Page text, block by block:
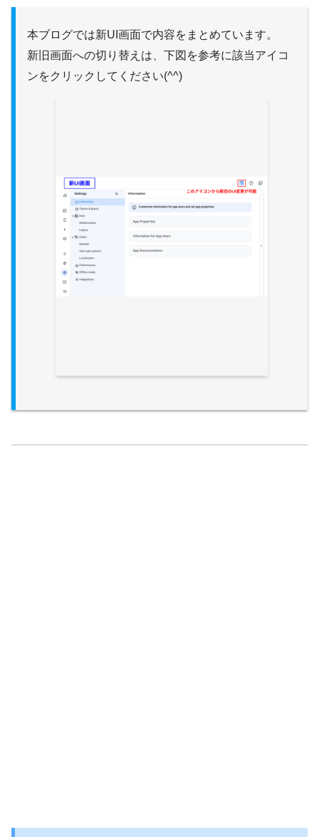
本ブログでは新UI画面で内容をまとめています。
新旧画面への切り替えは、下図を参考に該当アイコ
ンをクリックしてください(^^)